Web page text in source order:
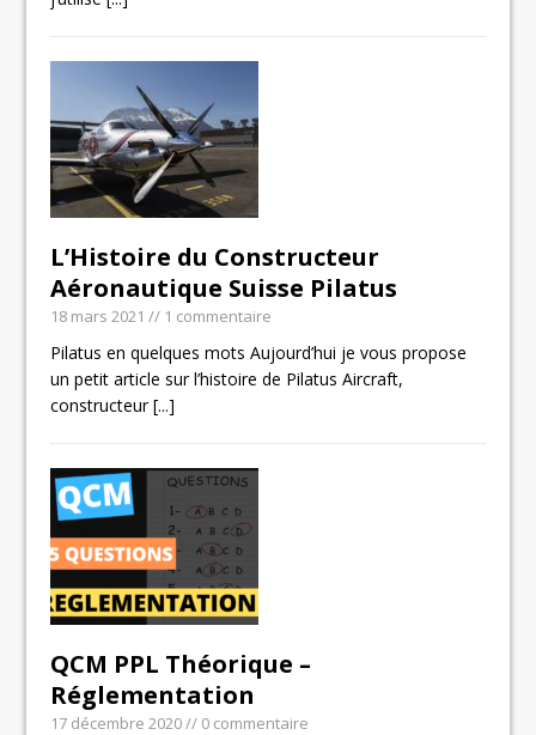
L’Histoire du Constructeur
Aéronautique Suisse Pilatus
18 mars 2021 // 1 commentaire
Pilatus en quelques mots Aujourd’hui je vous propose
un petit article sur l’histoire de Pilatus Aircraft,
constructeur[...]
QCM PPL Théorique –
Réglementation
17 décembre 2020// 0 commentaire